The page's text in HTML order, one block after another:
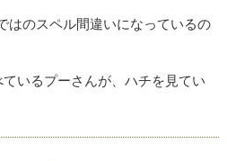
はのスペル間違いになっているの
いるプーさんが、ハチを見てい